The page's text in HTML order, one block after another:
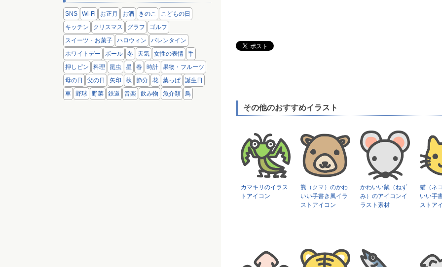
その他のおすすめイラスト
カマキリのイラス
トアイコン
熊（クマ）のかわ
いい手書き風イラ
ストアイコン
かわいい鼠（ねず
み）のアイコンイ
ラスト素材
猫（ネ
いい手
ストア
SNS Wi-Fi お正月 お酒 きのこ
こどもの日
キッチン
クリスマス グラフ
ゴルフ
スイーツ・お菓子
ハロウィン
バレンタイン
ホワイトデー
ボール 冬 天気 女性の表情
手
押しピン
料理 昆虫 星 春 時計
果物・フルーツ
母の日
父の日 矢印 秋 節分 花 葉っぱ
誕生日
車
野球 野菜 鉄道 音楽 飲み物 魚介類 鳥